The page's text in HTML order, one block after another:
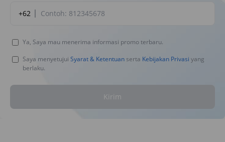
+62
Ya, Saya mau menerima informasi promo terbaru.
Saya menyetujui Syarat & Ketentuan serta Kebijakan Privasi yang
berlaku.
Kirim